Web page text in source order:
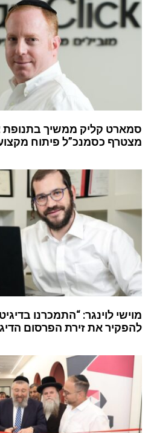
סמארט קליק ממשיך בתנופת
מצטרף כסמנכ”ל פיתוח
מוישי לוינגר: “התמכרנו
להפקיר את זירת הפרסום